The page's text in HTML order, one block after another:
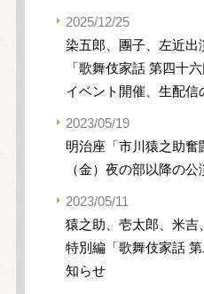
2025/12/25
染五郎、團子、左近
「歌舞伎家話 第四十
イベント開催、生配信
2023/05/19
明治座「市川猿之助奮
（金）夜の部以降の公
2023/05/11
猿之助、壱太郎、米
特別編「歌舞伎家話
知らせ